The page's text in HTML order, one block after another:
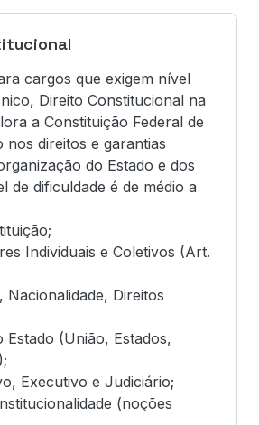
cargos que exigem nível
Direito Constitucional na
a Constituição Federal de
direitos e garantias
do Estado e dos
de dificuldade é de médio a
Individuais e Coletivos (Art.
Nacionalidade, Direitos
Estado (União, Estados,
Executivo e Judiciário;
(noções